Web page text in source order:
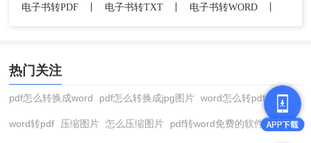
电子书转PDF
电子书转TXT 电子书转WORD
热门关注
pdf怎么转换成word pdf怎么转换成jpg图片 word怎么转pdf
word转pdf 压缩图片 怎么压缩图片 pdf转word免费的软件